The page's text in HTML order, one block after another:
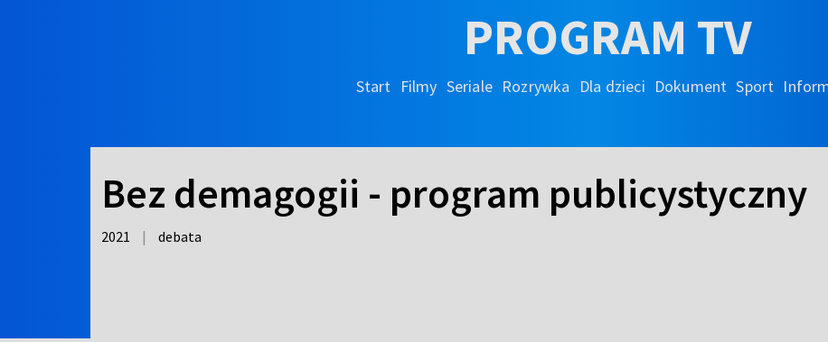
PROGRAM TV
Start Filmy Seriale Rozrywka Dla dzieci Dokument Sport
Bez demagogii - program publicystyczny
2021 | debata